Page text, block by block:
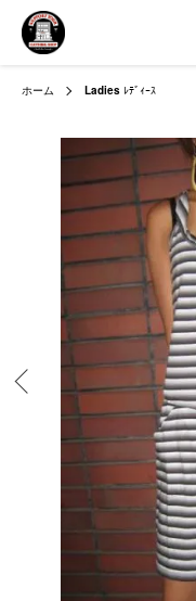
ホーム Ladies ﾚﾃﾞｨｰｽ